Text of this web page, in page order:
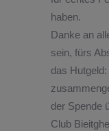
haben.
Danke an
sein, fürs
das
der Spende
Club